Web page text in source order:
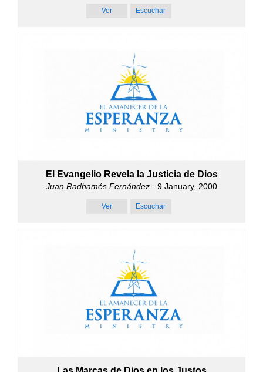
Ver Escuchar
El Evangelio Revela la Justicia de Dios
Juan Radhamés Fernández - 9 January, 2000
Ver Escuchar